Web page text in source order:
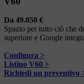
Da 49.050 €
Spazio per tutto ciò che
superiore e Google
Configura >
Listino V60 >
Richiedi un preventivo